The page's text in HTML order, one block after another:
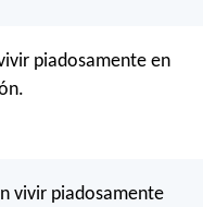
piadosamente en
vivir piadosamente